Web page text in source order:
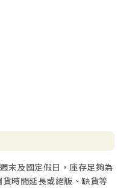
末及國定假日，庫存足夠為
時間延長或絕版、缺貨等